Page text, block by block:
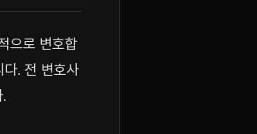
으로 변호합
. 전 변호사